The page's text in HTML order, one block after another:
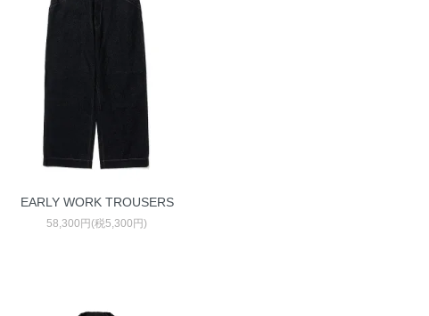
EARLY WORK TROUSERS
58,300円(税5,300円)